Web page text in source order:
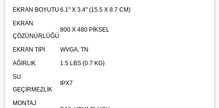
EKRAN BOYUTU 6.1" X 3.4" (15.5 X 8.7 CM)
EKRAN
ÇÖZÜNÜRLÜĞÜ
800 X 480 PİKSEL
EKRAN TİPİ
WVGA, TN
AĞIRLIK
1.5 LBS (0.7 KG)
SU
GEÇİRMEZLİK
IPX7
MONTAJ